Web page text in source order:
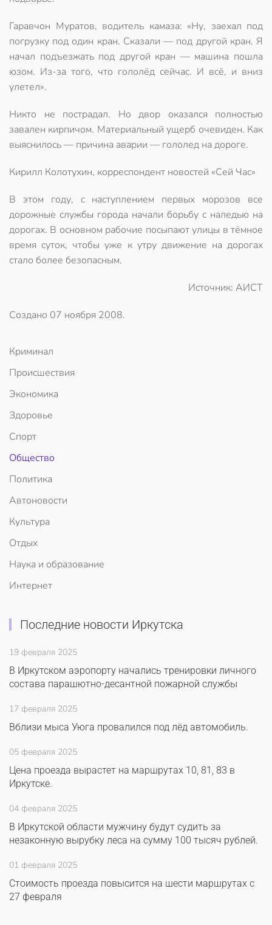
Гаравчон Муратов, водитель камаза: «Ну, заехал под
погрузку под один кран. Сказали — под другой кран. Я
начал подъезжать под другой кран — машина пошла
юзом. Из-за того, что гололёд сейчас. И всё, и вниз
улетел».
Никто не пострадал. Но двор оказался полностью
завален кирпичом. Материальный ущерб очевиден. Как
выяснилось — причина аварии — гололед на дороге.
Кирилл Колотухин, корреспондент новостей «Сей Час»
В этом году, с наступлением первых морозов все
дорожные службы города начали борьбу с наледью на
дорогах. В основном рабочие посыпают улицы в тёмное
время суток, чтобы уже к утру движение на дорогах
стало более безопасным.
Источник: АИСТ
Создано 07 ноября 2008.
Криминал
Происшествия
Экономика
Здоровье
Спорт
Общество
Политика
Автоновости
Культура
Отдых
Наука и образование
Интернет
Последние новости Иркутска
19 февраля 2025
В Иркутском аэропорту начались тренировки личного
состава парашютно-десантной пожарной службы
17 февраля 2025
Вблизи мыса Уюга провалился под лёд автомобиль.
05 февраля 2025
Цена проезда вырастет на маршрутах 10, 81, 83 в
Иркутске.
04 февраля 2025
В Иркутской области мужчину будут судить за
незаконную вырубку леса на сумму 100 тысяч рублей.
01 февраля 2025
Стоимость проезда повысится на шести маршрутах с
27 февраля